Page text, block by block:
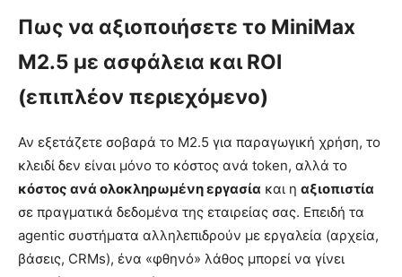
Πως να αξιοποιήσετε το MiniMax
M2.5 με ασφάλεια και ROI
(επιπλέον περιεχόμενο)
Αν εξετάζετε σοβαρά το M2.5 για παραγωγική χρήση, το
κλειδί δεν είναι μόνο το κόστος ανά token, αλλά το
κόστος ανά ολοκληρωμένη εργασία και η αξιοπιστία
σε πραγματικά δεδομένα της εταιρείας σας. Επειδή τα
agentic συστήματα αλληλεπιδρούν με εργαλεία (αρχεία,
βάσεις, CRMs), ένα «φθηνό» λάθος μπορεί να γίνει